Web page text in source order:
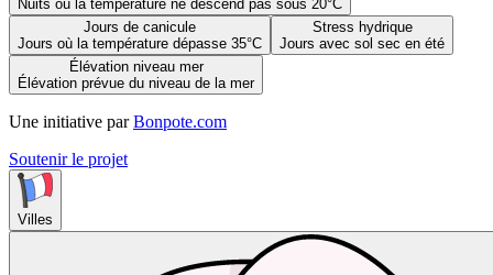
Nuits où la température ne descend pas sous 20°C
Jours de canicule
Jours où la température dépasse 35°C
Stress hydrique
Jours avec sol sec en été
Élévation niveau mer
Élévation prévue du niveau de la mer
Une initiative par Bonpote.com
Soutenir le projet
Villes